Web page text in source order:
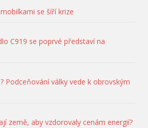
se šíří krize
C919 se poprvé představí na
Podceňování války vede k obrovským
země, aby vzdorovaly cenám energií?